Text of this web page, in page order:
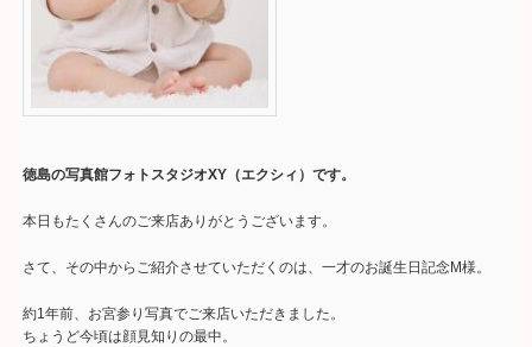
徳島の写真館フォトスタジオXY（エクシィ）です。
本日もたくさんのご来店ありがとうございます。
さて、その中からご紹介させていただくのは、一才のお誕生日記念M様。
約1年前、お宮参り写真でご来店いただきました。
ちょうど今頃は顔見知りの最中。